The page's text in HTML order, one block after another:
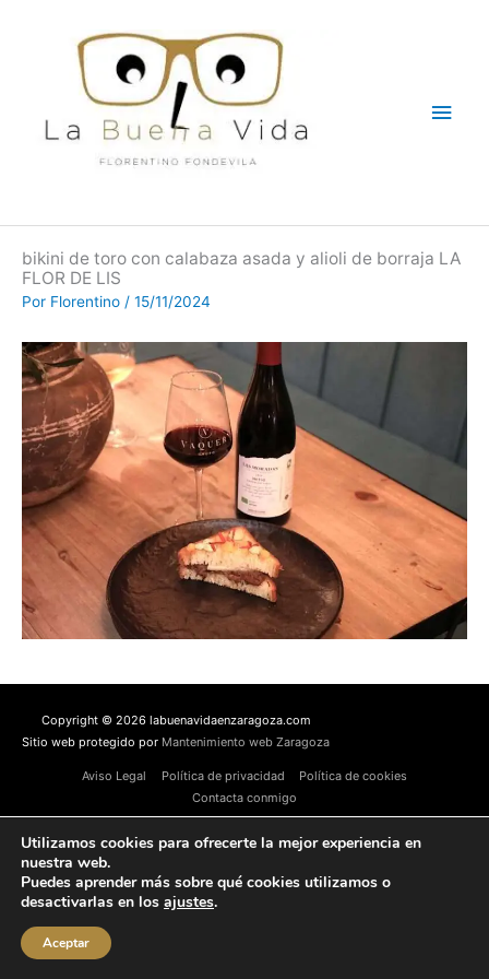
bikini de toro con calabaza asada y alioli de borraja LA
FLOR DE LIS
Por Florentino / 15/11/2024
Copyright © 2026 labuenavidaenzaragoza.com
Sitio web protegido por Mantenimiento web Zaragoza
Aviso Legal Política de privacidad
Política de cookies
Contacta conmigo
Utilizamos cookies para ofrecerte la mejor experiencia en
nuestra web.
Puedes aprender más sobre qué cookies utilizamos o
desactivarlas en los ajustes.
Aceptar